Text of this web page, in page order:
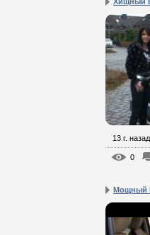
13 г. назад
0
Мощный